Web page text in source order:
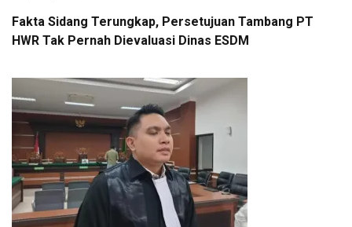
Fakta Sidang Terungkap, Persetujuan Tambang PT
HWR Tak Pernah Dievaluasi Dinas ESDM